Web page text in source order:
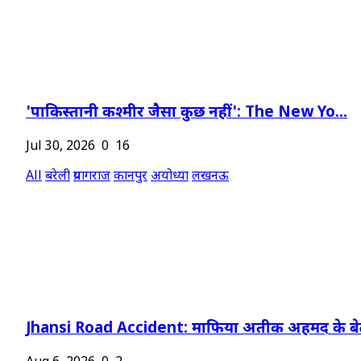
'पाकिस्तानी कश्मीर जैसा कुछ नहीं': The New Yo...
Jul 30, 2026 0 16
Allबरेलीप्रयागराजकानपुरअयोध्यालखनऊ
Jhansi Road Accident: माफिया अतीक अहमद के